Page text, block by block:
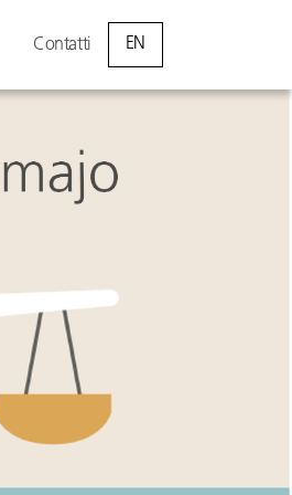
Contatti EN